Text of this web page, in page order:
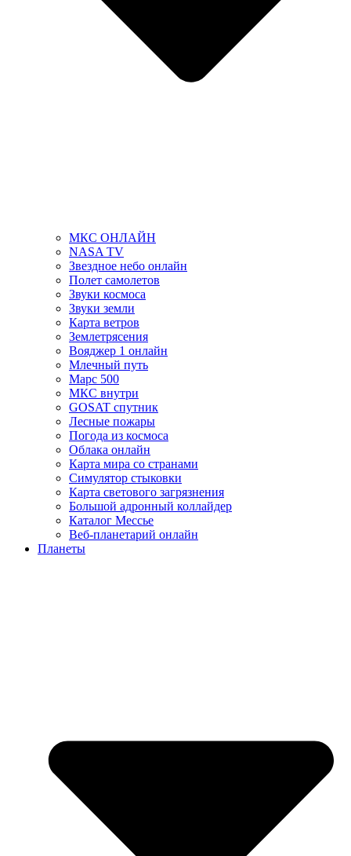
МКС ОНЛАЙН
NASA TV
Звездное небо онлайн
Полет самолетов
Звуки космоса
Звуки земли
Карта ветров
Землетрясения
Вояджер 1 онлайн
Млечный путь
Марс 500
МКС внутри
GOSAT спутник
Лесные пожары
Погода из космоса
Облака онлайн
Карта мира со странами
Симулятор стыковки
Карта светового загрязнения
Большой адронный коллайдер
Каталог Мессье
Веб-планетарий онлайн
Планеты